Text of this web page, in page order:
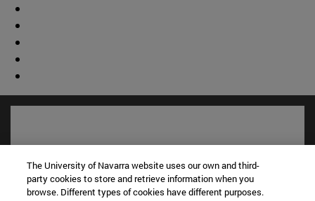
The University of Navarra website uses our own and third-
party cookies to store and retrieve information when you
browse. Different types of cookies have different purposes.